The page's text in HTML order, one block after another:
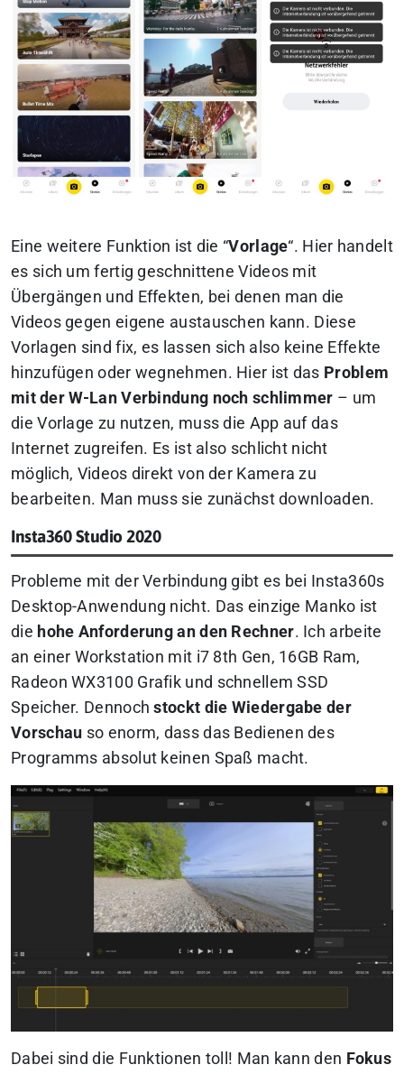
Eine weitere Funktion ist die “Vorlage“. Hier handelt
es sich um fertig geschnittene Videos mit
Übergängen und Effekten, bei denen man die
Videos gegen eigene austauschen kann. Diese
Vorlagen sind fix, es lassen sich also keine Effekte
hinzufügen oder wegnehmen. Hier ist das Problem
mit der W-Lan Verbindung noch schlimmer – um
die Vorlage zu nutzen, muss die App auf das
Internet zugreifen. Es ist also schlicht nicht
möglich, Videos direkt von der Kamera zu
bearbeiten. Man muss sie zunächst downloaden.
Insta360 Studio 2020
Probleme mit der Verbindung gibt es bei Insta360s
Desktop-Anwendung nicht. Das einzige Manko ist
die hohe Anforderung an den Rechner. Ich arbeite
an einer Workstation mit i7 8th Gen, 16GB Ram,
Radeon WX3100 Grafik und schnellem SSD
Speicher. Dennochstockt die Wiedergabe der
Vorschau so enorm, dass das Bedienen des
Programms absolut keinen Spaß macht.
Dabei sind die Funktionen toll! Man kann den Fokus